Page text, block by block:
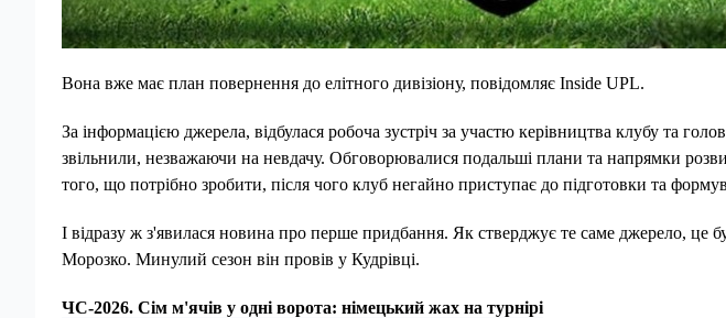
Вона вже має план повернення до елітного дивізіону, повідомляє Inside UPL.
За інформацією джерела, відбулася робоча зустріч за участю керівництва клубу та
звільнили, незважаючи на невдачу. Обговорювалися подальші плани та напрямки
того, що потрібно зробити, після чого клуб негайно приступає до підготовки та
І відразу ж з'явилася новина про перше придбання. Як стверджує те саме джерело, це
Морозко. Минулий сезон він провів у Кудрівці.
ЧС-2026. Сім м'ячів у одні ворота: німецький жах на турнірі